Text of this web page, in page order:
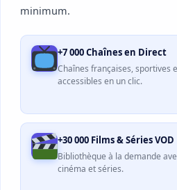
minimum.
+7 000 Chaînes en Direct
Chaînes françaises, sportives
accessibles en un clic.
+30 000 Films & Séries VOD
Bibliothèque à la demande
cinéma et séries.